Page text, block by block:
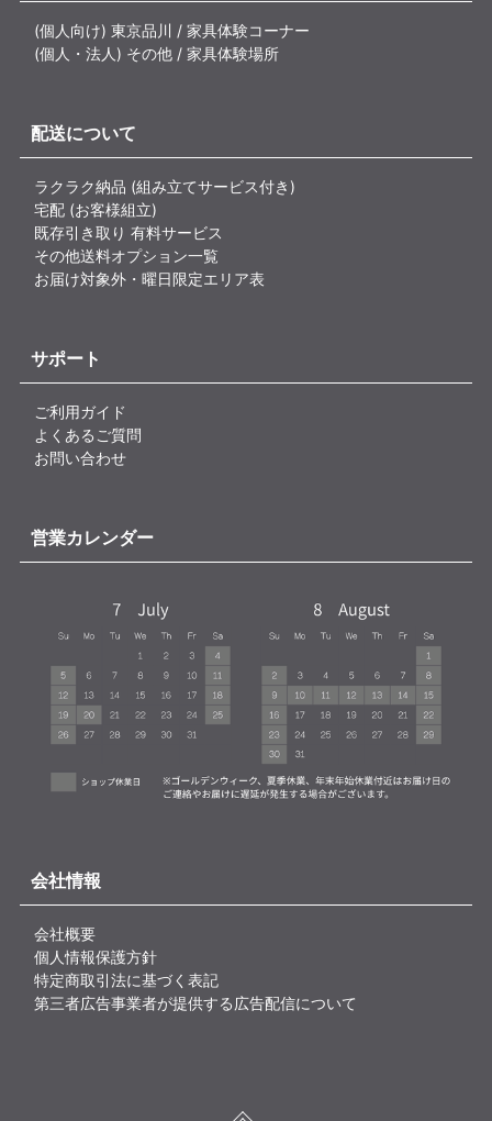
(個人向け) 東京品川 / 家具体験コーナー
(個人・法人) その他 / 家具体験場所
配送について
ラクラク納品 (組み立てサービス付き)
宅配 (お客様組立)
既存引き取り 有料サービス
その他送料オプション一覧
お届け対象外・曜日限定エリア表
サポート
ご利用ガイド
よくあるご質問
お問い合わせ
営業カレンダー
会社情報
会社概要
個人情報保護方針
特定商取引法に基づく表記
第三者広告事業者が提供する広告配信について